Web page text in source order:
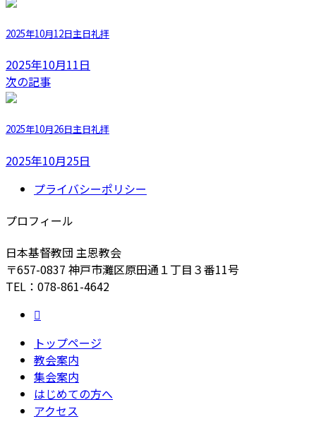
日
2025年10月12日主日礼拝
2025年10月11日
次の記事
2025年10月26日主日礼拝
2025年10月25日
プライバシーポリシー
プロフィール
日本基督教団 主恩教会
〒657-0837 神戸市灘区原田通１丁目３番11号
TEL：078-861-4642
トップページ
教会案内
集会案内
はじめての方へ
アクセス